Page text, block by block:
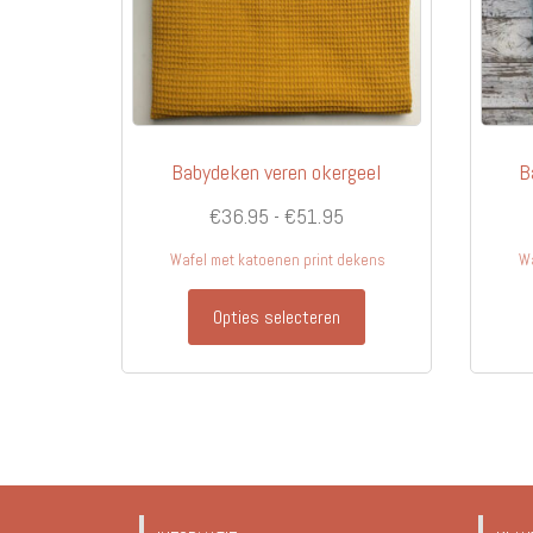
de
productpagina
Babydeken veren okergeel
€36.95 - €51.95Prijsklasse:
€36.95
Wafel met katoenen print dekens
Opties selecteren
Dit